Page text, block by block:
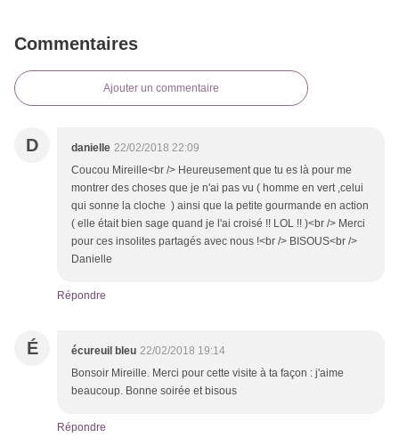
Commentaires
Ajouter un commentaire
D danielle 22/02/2018 22:09
Coucou Mireille<br /> Heureusement que tu es là pour me
montrer des choses que je n'ai pas vu ( homme en vert ,celui
qui sonne la cloche ) ainsi que la petite gourmande en action
( elle était bien sage quand je l'ai croisé !! LOL !! )<br /> Merci
pour ces insolites partagés avec nous !<br /> BISOUS<br />
Danielle
Répondre
É écureuil bleu 22/02/2018 19:14
Bonsoir Mireille. Merci pour cette visite à ta façon : j'aime
beaucoup. Bonne soirée et bisous
Répondre